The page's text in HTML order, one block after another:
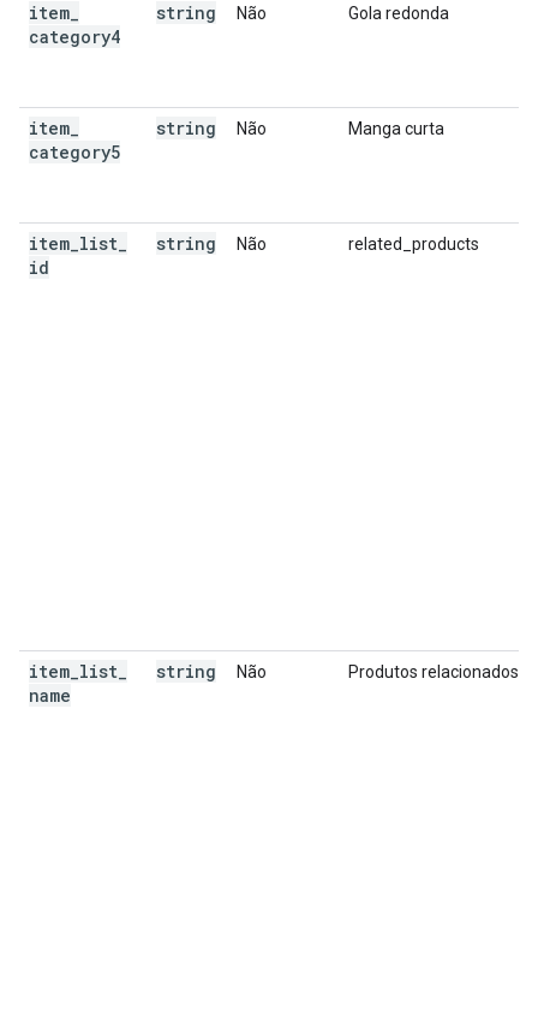
item
category4
string Não Gola redonda
item
category5
string Não Manga curta
item list
id
string Não related_products
item list
name
string Não Produtos relacionados